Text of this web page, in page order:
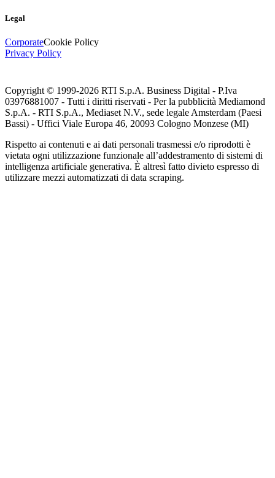
Legal
CorporateCookie Policy
Privacy Policy
Copyright © 1999-2026 RTI S.p.A. Business Digital - P.Iva
03976881007 - Tutti i diritti riservati - Per la pubblicità Mediamond
S.p.A. - RTI S.p.A., Mediaset N.V., sede legale Amsterdam (Paesi
Bassi) - Uffici Viale Europa 46, 20093 Cologno Monzese (MI)
Rispetto ai contenuti e ai dati personali trasmessi e/o riprodotti è
vietata ogni utilizzazione funzionale all’addestramento di sistemi di
intelligenza artificiale generativa. È altresì fatto divieto espresso di
utilizzare mezzi automatizzati di data scraping.